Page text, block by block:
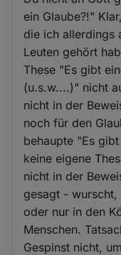
ein Glaube?!"
die ich allerdings
Leuten gehört
These "Es gibt
(u.s.w....)" nicht
nicht in der
noch für den
behaupte "Es
keine eigene
nicht in der
gesagt - wurscht,
oder nur in den
Menschen.
Gespinst nicht,